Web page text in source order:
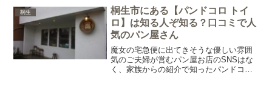
ことが多いの...
桐生
桐生市にある【パンドコロ トイ
ロ】は知る人ぞ知る？口コミで人
気のパン屋さん
魔女の宅急便に出てきそうな優しい雰囲
気のご夫婦が営むパン屋お店のSNSはな
く、家族からの紹介で知ったパンドコロ